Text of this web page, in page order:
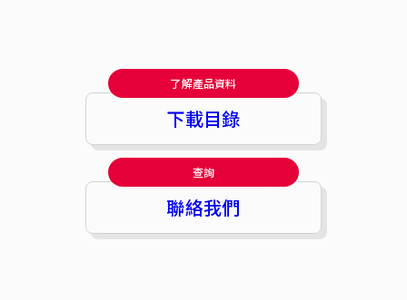
了解產品資料
下載目錄
查詢
聯絡我們